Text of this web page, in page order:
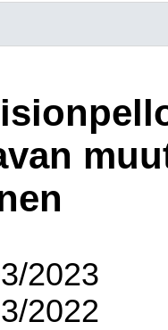
2023
2022